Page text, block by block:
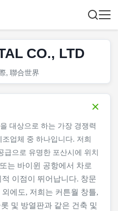
CO., LTD
, 聯合世界
대상으로 하는 가장 경쟁력
업체 중 하나입니다. 저희
급으로 유명한 포산시에 위치
는 바이윈 공항에서 차로
이점이 뛰어납니다. 창문
에도, 저희는 커튼월 창틀,
및 방열판과 같은 건축 및